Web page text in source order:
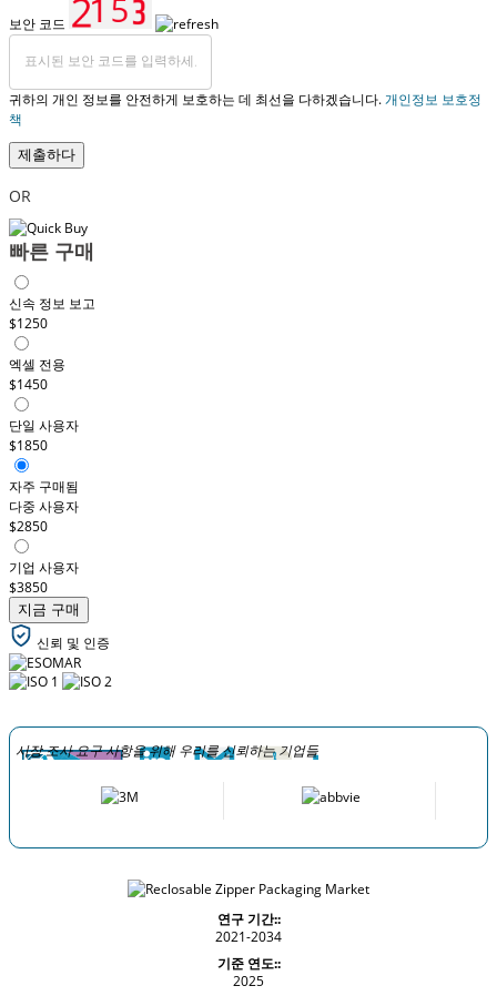
보안 코드
귀하의 개인 정보를 안전하게 보호하는 데 최선을 다하겠습니다.개인정보 보호정
책
제출하다
OR
빠른 구매
신속 정보 보고
$1250
엑셀 전용
$1450
단일 사용자
$1850
자주 구매됨
다중 사용자
$2850
기업 사용자
$3850
지금 구매
신뢰 및 인증
시장 조사 요구 사항을 위해 우리를 신뢰하는 기업들
연구 기간::
2021-2034
기준 연도::
2025